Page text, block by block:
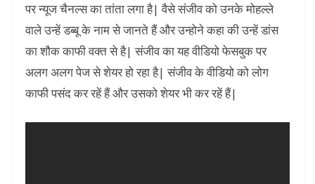
पर न्यूज चैनल्स का तांता लगा है| वैसे संजीव को उनके मोहल्ले
वाले उन्हें डब्बू के नाम से जानते हैं और उन्होने कहा की उन्हें डांस
का शौक काफी वक्त से है| संजीव का यह वीडियो फेसबुक पर
अलग अलग पेज से शेयर हो रहा है| संजीव के वीडियो को लोग
काफी पसंद कर रहें हैं और उसको शेयर भी कर रहें हैं|